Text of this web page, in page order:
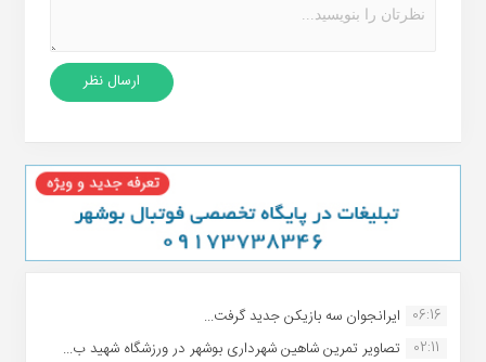
06:16 ایرانجوان سه بازیکن جدید گرفت...
02:11
تصاویر تمرین شاهین شهردارى بوشهر در ورزشگاه شهید ب...